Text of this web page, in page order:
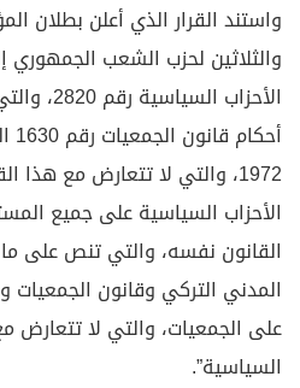
واستند القرار الذي أعلن بطلان
الأحزاب
1972، والتي لا تتعارض مع هذا
القانون نفسه، والتي تنص على
المدني التركي وقانون الجمعيات
على الجمعيات، والتي لا تتعارض
السياسية”.